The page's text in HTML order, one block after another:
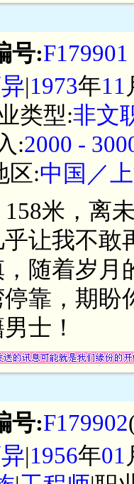
号:F179901
|1973年11
类型:非文
:2000 -
区:中国／
米，离
让我不敢
随着岁月
靠，期盼
士！
号:F179902
|1956年01